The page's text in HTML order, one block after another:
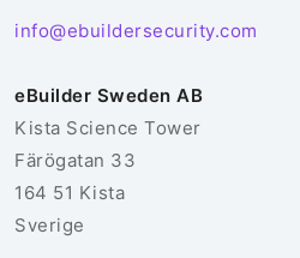
info@ebuildersecurity.com
eBuilder Sweden AB
Kista Science Tower
Färögatan 33
164 51 Kista
Sverige